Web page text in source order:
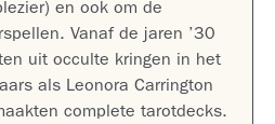
en ook om de
Vanaf de jaren ’30
uit occulte kringen in het
als Leonora Carrington
complete tarotdecks.